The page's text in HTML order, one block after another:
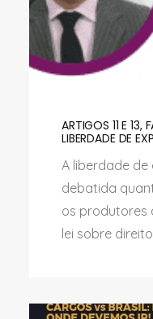
ARTIGOS 11 E 13,
LIBERDADE DE
A liberdade
debatida
os produtores
lei sobre